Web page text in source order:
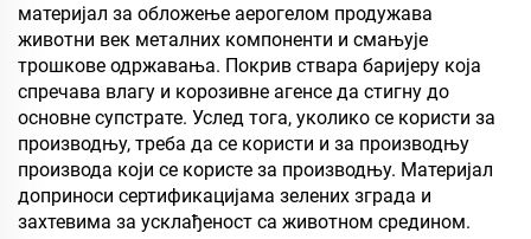
материјал за обложење аерогелом продужава
животни век металних компоненти и смањује
трошкове одржавања. Покрив ствара баријеру која
спречава влагу и корозивне агенсе да стигну до
основне супстрате. Услед тога, уколико се користи за
производњу, треба да се користи и за производњу
производа који се користе за производњу. Материјал
доприноси сертификацијама зелених зграда и
захтевима за усклађеност са животном средином.